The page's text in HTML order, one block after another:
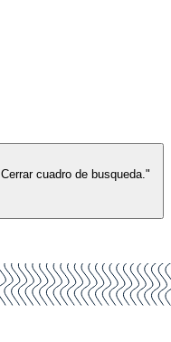
Cerrar cuadro de busqueda."